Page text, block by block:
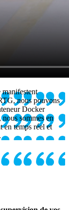
manifestent
nous pouvons
Docker
sommes en
en temps réel et